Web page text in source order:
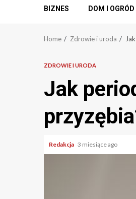
BIZNES DOM I OGRÓD
Home Zdrowie i uroda
ZDROWIE I URODA
Jak
Redakcja 3 miesiące ago